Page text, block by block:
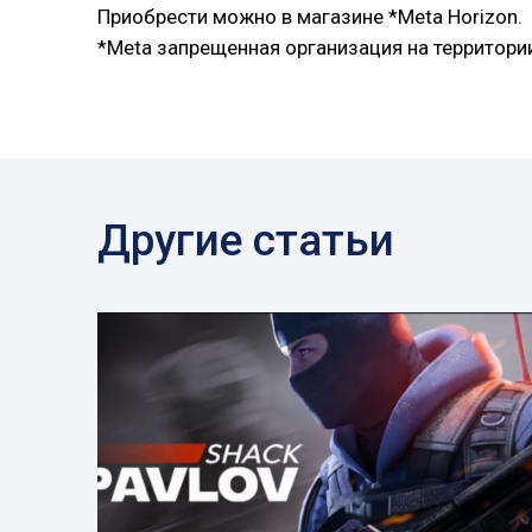
Приобрести можно в магазине *Meta Horizon.
*Meta запрещенная организация на
Другие статьи